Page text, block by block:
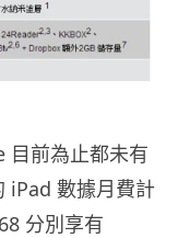
目前為止都未有
iPad 數據月費計
分別享有